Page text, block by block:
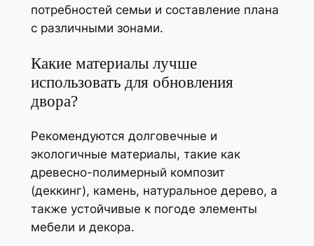
потребностей семьи и составление плана
с различными зонами.
Какие материалы лучше
использовать для обновления
двора?
Рекомендуются долговечные и
экологичные материалы, такие как
древесно-полимерный композит
(деккинг), камень, натуральное дерево, а
также устойчивые к погоде элементы
мебели и декора.